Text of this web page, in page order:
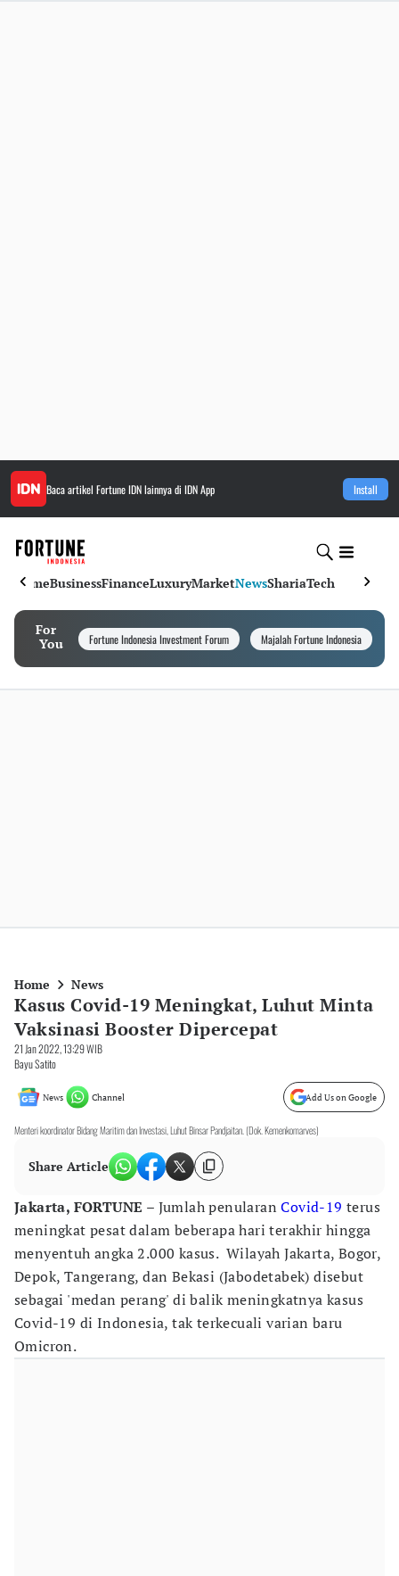
Baca artikel Fortune IDNlainnya di IDN App Install
HomeBusinessFinanceLuxuryMarketNewsShariaTech
For
You
Fortune Indonesia Investment Forum Majalah Fortune Indonesia
Home News
Kasus Covid-19 Meningkat, Luhut Minta
Vaksinasi Booster Dipercepat
21 Jan 2022, 13:29 WIB
Bayu Satito
News Channel Add Us on Google
Menteri koordinator Bidang Maritim dan Investasi, Luhut Binsar Pandjaitan. (Dok. Kemenkomarves)
Share Article
Jakarta, FORTUNE – Jumlah penularanCovid-19 terus
meningkat pesat dalam beberapa hari terakhir hingga
menyentuh angka 2.000 kasus. Wilayah Jakarta, Bogor,
Depok, Tangerang, dan Bekasi (Jabodetabek) disebut
sebagai 'medan perang' di balik meningkatnya kasus
Covid-19 di Indonesia, tak terkecuali varian baru
Omicron.